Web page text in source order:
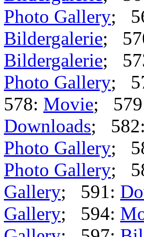
Photo Gallery;
Bildergalerie;
Bildergalerie;
Photo Gallery;
578: Movie;
Downloads; 582:
Photo Gallery;
Photo Gallery;
Gallery; 591:
Gallery; 594: